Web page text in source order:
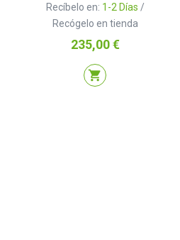
Recíbelo en: 1-2 Días /
Recógelo en tienda
Precio
235,00 €
shopping_cart